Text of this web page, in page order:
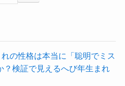
の性格は本当に「聡明でミス
？検証で見えるへび年生まれ